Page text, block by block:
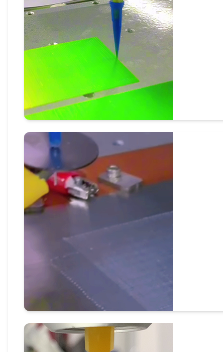
梯度混合渐变3D打印
静电近场直写3D打印